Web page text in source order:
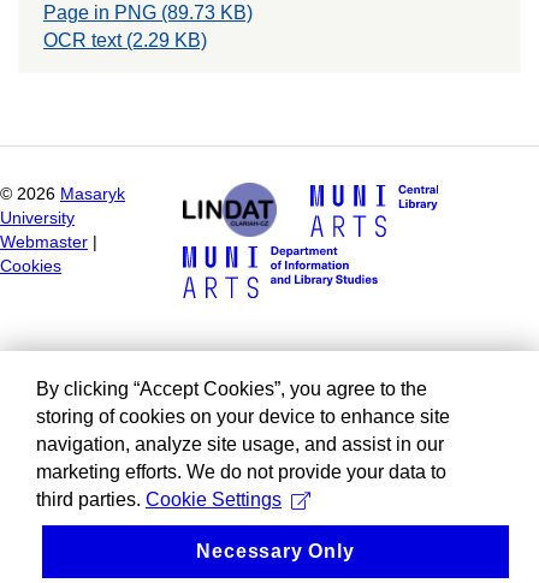
Page in PNG (89.73 KB)
OCR text (2.29 KB)
© 2026 Masaryk
University
Webmaster
Cookies
By clicking “Accept Cookies”, you agree to the
storing of cookies on your device to enhance site
navigation, analyze site usage, and assist in our
marketing efforts. We do not provide your data to
third parties. Cookie Settings
Necessary Only